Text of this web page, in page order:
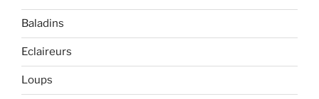
Baladins
Eclaireurs
Loups